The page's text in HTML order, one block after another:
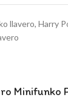
llavero, Harry
Minifunko